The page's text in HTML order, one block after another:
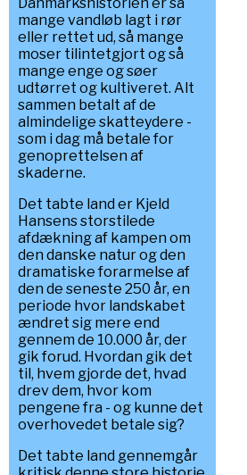
mange vandløb lagt i rør
eller rettet ud, så mange
moser tilintetgjort og så
mange enge og søer
udtørret og kultiveret. Alt
sammen betalt af de
almindelige skatteydere -
som i dag må betale for
genoprettelsen af
skaderne.
Det tabte land er Kjeld
Hansens storstilede
afdækning af kampen om
den danske natur og den
dramatiske forarmelse af
den de seneste 250 år, en
periode hvor landskabet
ændret sig mere end
gennem de 10.000 år, der
gik forud. Hvordan gik det
til, hvem gjorde det, hvad
drev dem, hvor kom
pengene fra - og kunne det
overhovedet betale sig?
Det tabte land gennemgår